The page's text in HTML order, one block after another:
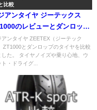
比較
アンタイヤ ジーテックス
のレビューとダンロップ
比較
アンタイヤ ZEETEX（ジーテック
ZT1000とダンロップのタイヤを比較
した。 タイヤノイズや乗り心地、ウ
ト・ドライグ...